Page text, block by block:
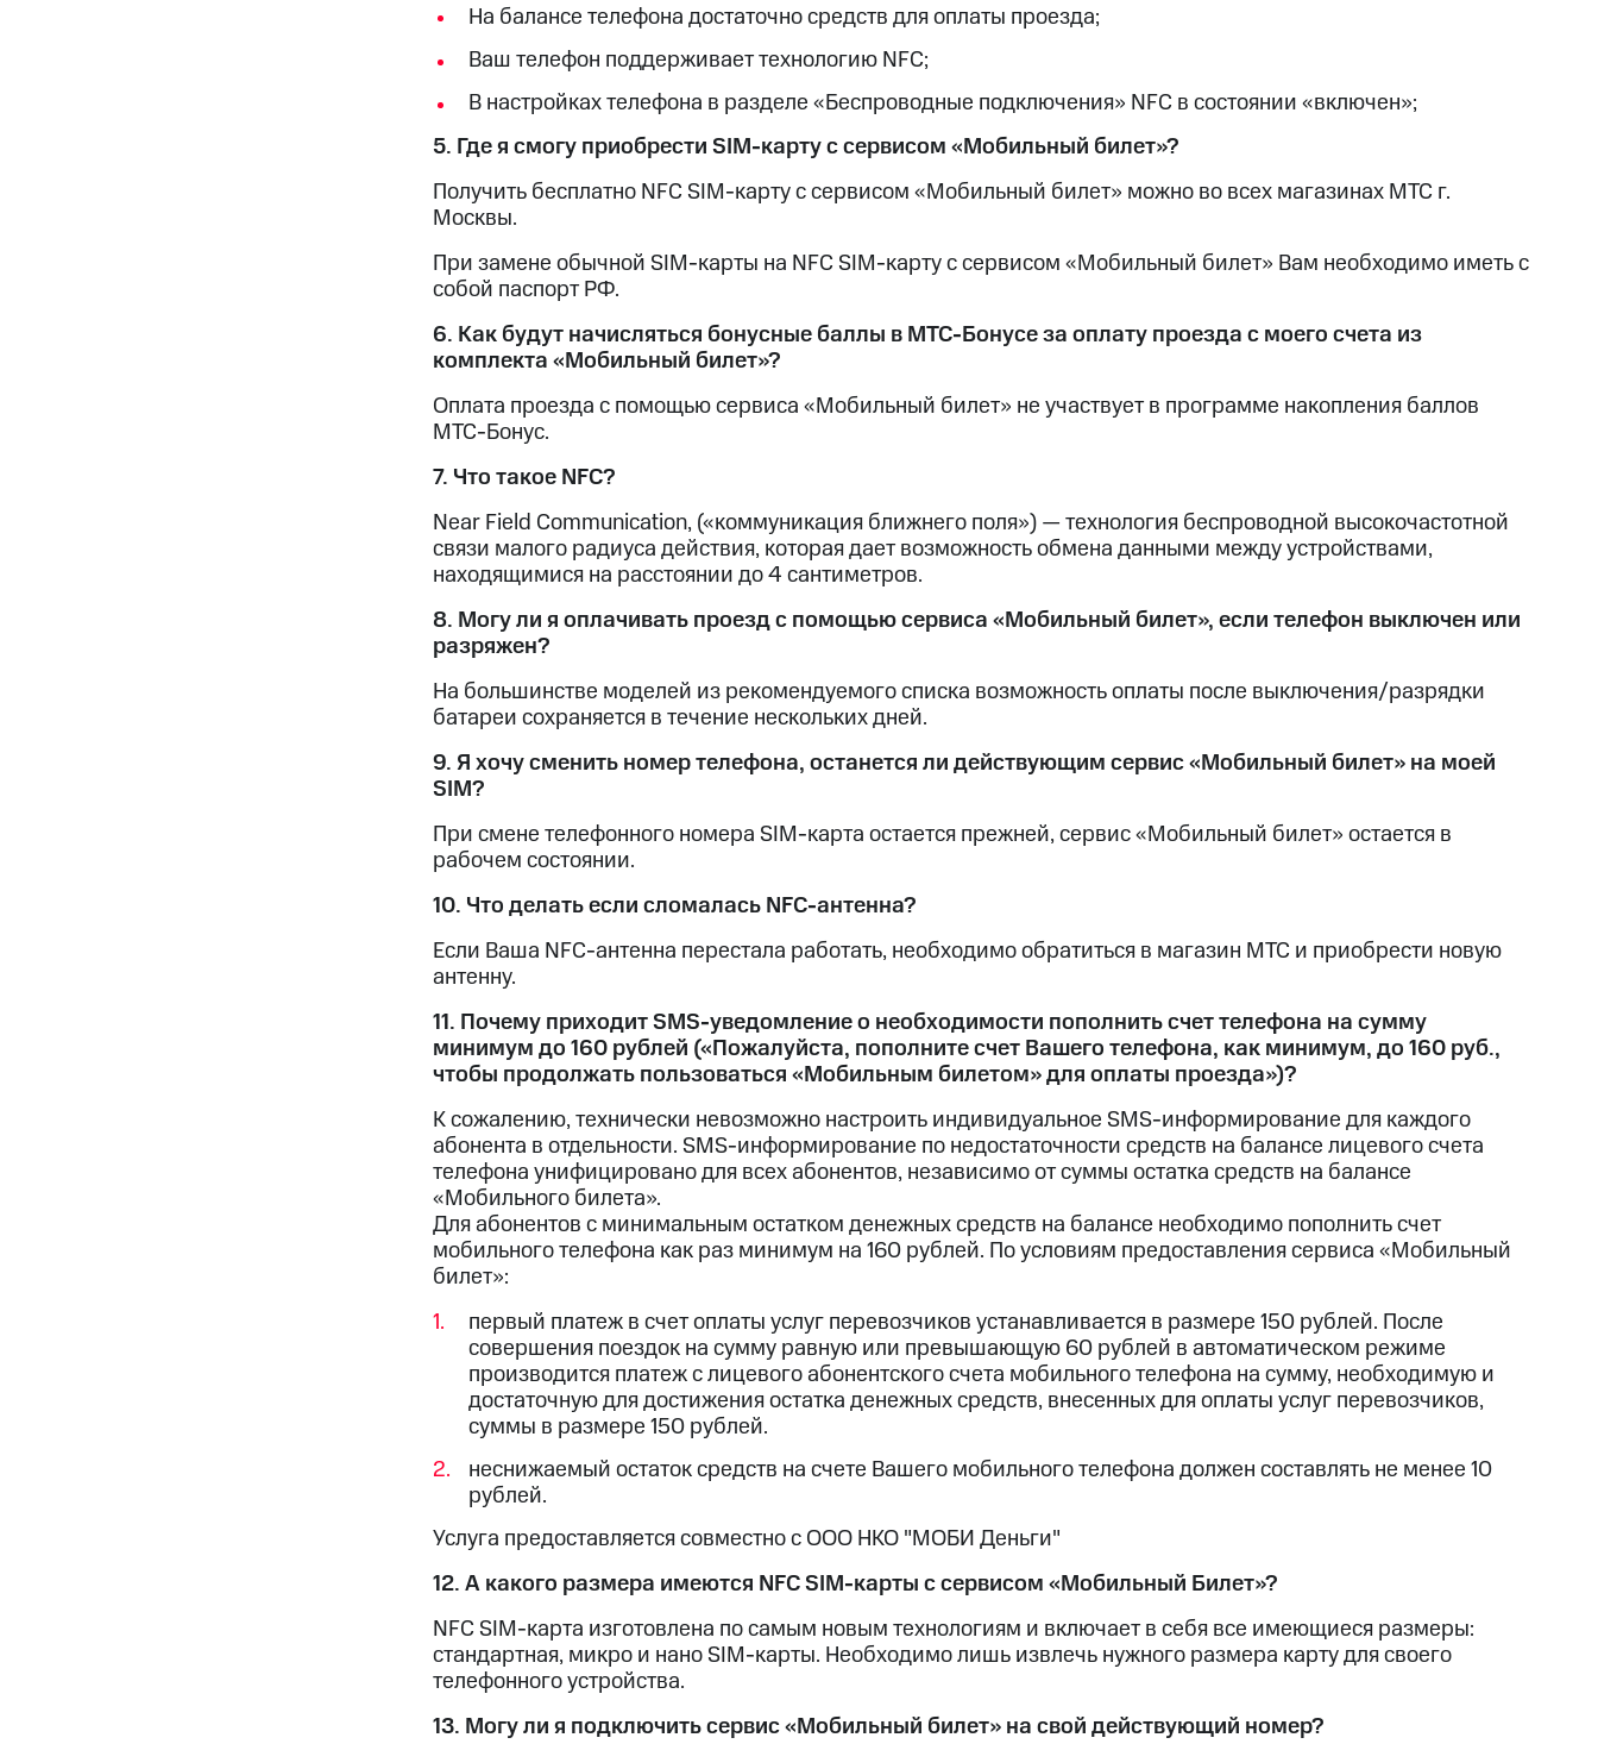
На балансе телефона достаточно средств для оплаты проезда;
Ваш телефон поддерживает технологию NFC;
В настройках телефона в разделе «Беспроводные подключения» NFC в состоянии «включен»;
5. Где я смогу приобрести SIM-карту с сервисом «Мобильный билет»?
Получить бесплатно NFC SIM-карту с сервисом «Мобильный билет» можно во всех магазинах МТС г.
Москвы.
При замене обычной SIM-карты на NFC SIM-карту с сервисом «Мобильный билет» Вам необходимо иметь с
собой паспорт РФ.
6. Как будут начисляться бонусные баллы в МТС-Бонусе за оплату проезда с моего счета из
комплекта «Мобильный билет»?
Оплата проезда с помощью сервиса «Мобильный билет» не участвует в программе накопления баллов
МТС-Бонус.
7. Что такое NFC?
Near Field Communication, («коммуникация ближнего поля») — технология беспроводной высокочастотной
связи малого радиуса действия, которая дает возможность обмена данными между устройствами,
находящимися на расстоянии до 4 сантиметров.
8. Могу ли я оплачивать проезд с помощью сервиса «Мобильный билет», если телефон выключен или
разряжен?
На большинстве моделей из рекомендуемого списка возможность оплаты после выключения/разрядки
батареи сохраняется в течение нескольких дней.
9. Я хочу сменить номер телефона, останется ли действующим сервис «Мобильный билет» на моей
SIM?
При смене телефонного номера SIM-карта остается прежней, сервис «Мобильный билет» остается в
рабочем состоянии.
10. Что делать если сломалась NFC-антенна?
Если Ваша NFC-антенна перестала работать, необходимо обратиться в магазин МТС и приобрести новую
антенну.
11. Почему приходит SMS-уведомление о необходимости пополнить счет телефона на сумму
минимум до 160 рублей («Пожалуйста, пополните счет Вашего телефона, как минимум, до 160 руб.,
чтобы продолжать пользоваться «Мобильным билетом» для оплаты проезда»)?
К сожалению, технически невозможно настроить индивидуальное SMS-информирование для каждого
абонента в отдельности. SMS-информирование по недостаточности средств на балансе лицевого счета
телефона унифицировано для всех абонентов, независимо от суммы остатка средств на балансе
«Мобильного билета».
Для абонентов с минимальным остатком денежных средств на балансе необходимо пополнить счет
мобильного телефона как раз минимум на 160 рублей. По условиям предоставления сервиса «Мобильный
билет»:
первый платеж в счет оплаты услуг перевозчиков устанавливается в размере 150 рублей. После
совершения поездок на сумму равную или превышающую 60 рублей в автоматическом режиме
производится платеж с лицевого абонентского счета мобильного телефона на сумму, необходимую и
достаточную для достижения остатка денежных средств, внесенных для оплаты услуг перевозчиков,
суммы в размере 150 рублей.
неснижаемый остаток средств на счете Вашего мобильного телефона должен составлять не менее 10
рублей.
Услуга предоставляется совместно с ООО НКО "МОБИ Деньги"
12. А какого размера имеются NFC SIM-карты с сервисом «Мобильный Билет»?
NFC SIM-карта изготовлена по самым новым технологиям и включает в себя все имеющиеся размеры:
стандартная, микро и нано SIM-карты. Необходимо лишь извлечь нужного размера карту для своего
телефонного устройства.
13. Могу ли я подключить сервис «Мобильный билет» на свой действующий номер?